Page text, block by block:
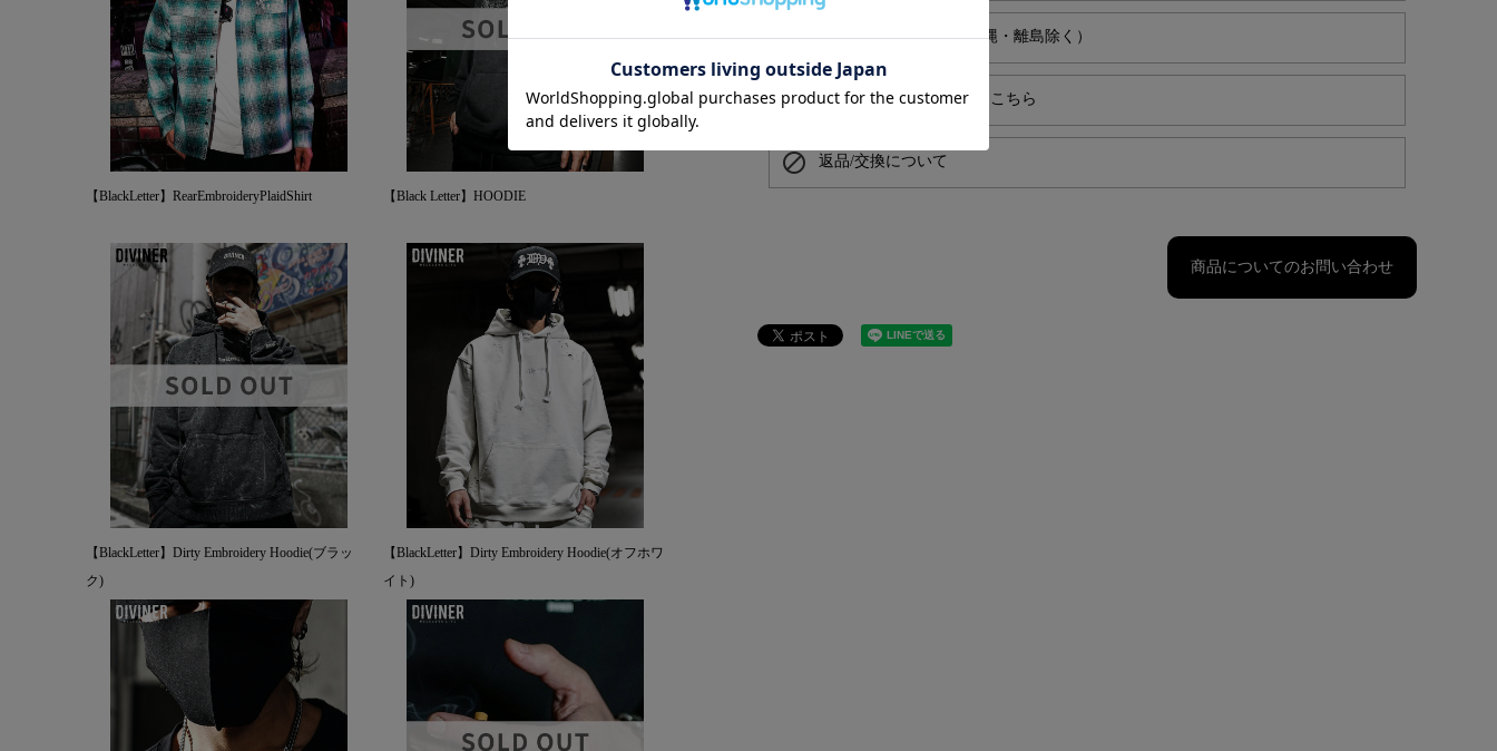
【BlackLetter】RearEmbroideryPlaidShirt 【Black Letter】HOODIE
【BlackLetter】Dirty Embroidery Hoodie(ブラッ
ク)
【BlackLetter】Dirty Embroidery Hoodie(オフホワ
イト)
local_shipping 送料550円でお届け（沖縄・離島除く）
card_giftcard プレゼントラッピングはこちら
block 返品/交換について
商品についてのお問い合わせ